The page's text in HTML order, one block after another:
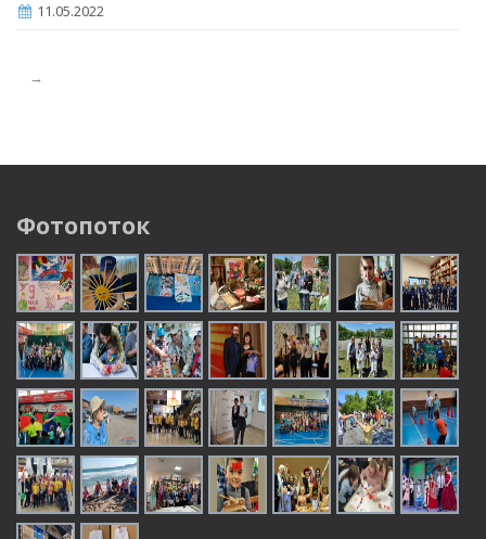
11.05.2022
→
Фотопоток